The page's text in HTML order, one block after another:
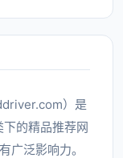
）是
的精品推荐网
广泛影响力。